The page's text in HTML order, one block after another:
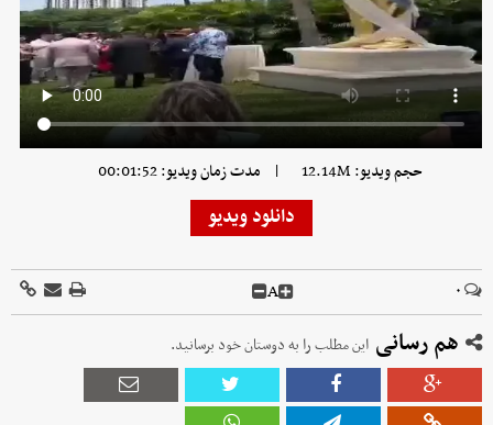
حجم ویدیو: 12.14M | مدت زمان ویدیو: 00:01:52
دانلود ویدیو
۰ A
هم رسانی این مطلب را به دوستان خود برسانید.